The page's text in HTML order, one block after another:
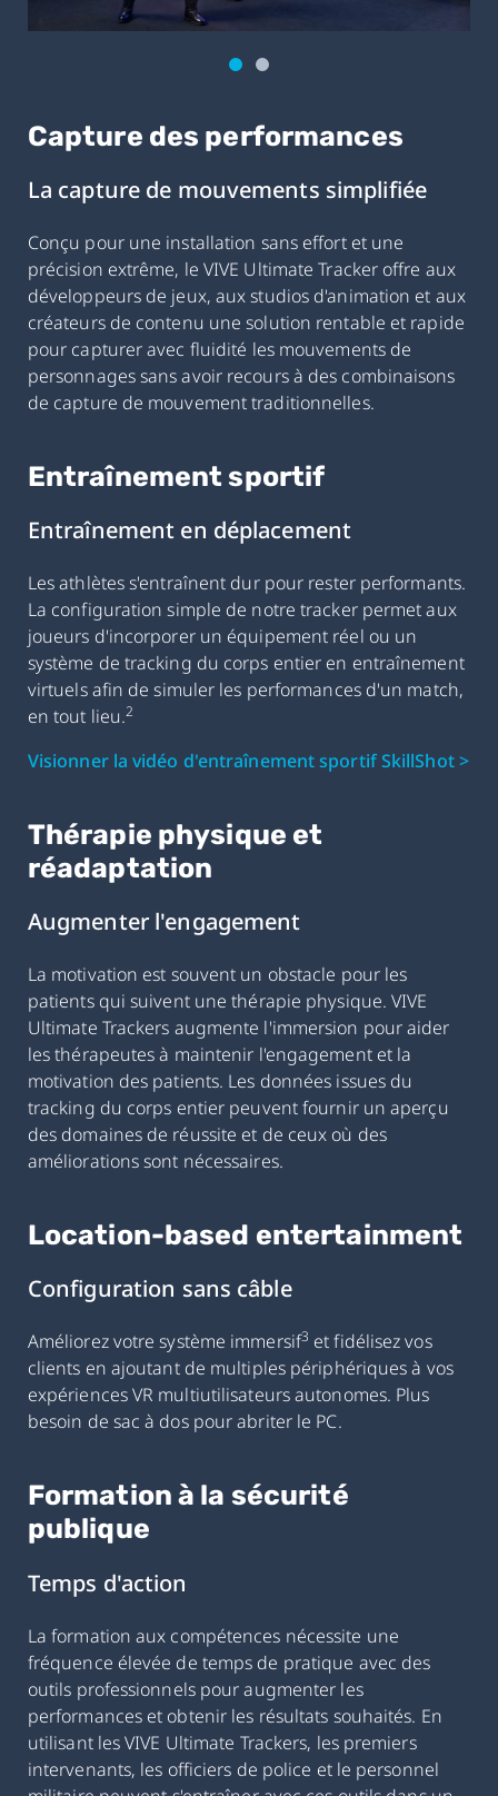
Capture des performances
La capture de mouvements simplifiée
Conçu pour une installation sans effort et une
précision extrême, le VIVE Ultimate Tracker offre aux
développeurs de jeux, aux studios d'animation et aux
créateurs de contenu une solution rentable et rapide
pour capturer avec fluidité les mouvements de
personnages sans avoir recours à des combinaisons
de capture de mouvement traditionnelles.
Entraînement sportif
Entraînement en déplacement
Les athlètes s'entraînent dur pour rester performants.
La configuration simple de notre tracker permet aux
joueurs d'incorporer un équipement réel ou un
système de tracking du corps entier en entraînement
virtuels afin de simuler les performances d'un match,
en tout lieu.2
Visionner la vidéo d'entraînement sportif SkillShot >
Thérapie physique et
réadaptation
Augmenter l'engagement
La motivation est souvent un obstacle pour les
patients qui suivent une thérapie physique. VIVE
Ultimate Trackers augmente l'immersion pour aider
les thérapeutes à maintenir l'engagement et la
motivation des patients. Les données issues du
tracking du corps entier peuvent fournir un aperçu
des domaines de réussite et de ceux où des
améliorations sont nécessaires.
Location-based entertainment
Configuration sans câble
Améliorez votre système immersif3 et fidélisez vos
clients en ajoutant de multiples périphériques à vos
expériences VR multiutilisateurs autonomes. Plus
besoin de sac à dos pour abriter le PC.
Formation à la sécurité
publique
Temps d'action
La formation aux compétences nécessite une
fréquence élevée de temps de pratique avec des
outils professionnels pour augmenter les
performances et obtenir les résultats souhaités. En
utilisant les VIVE Ultimate Trackers, les premiers
intervenants, les officiers de police et le personnel